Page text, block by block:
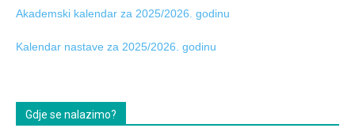
Akademski kalendar za 2025/2026. godinu
Kalendar nastave za 2025/2026. godinu
Gdje se nalazimo?